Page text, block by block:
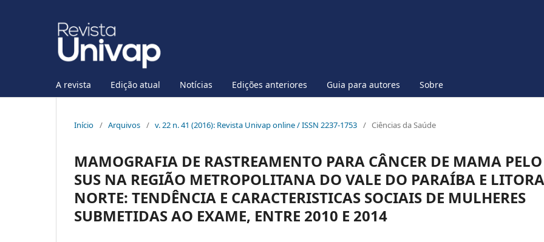
A revista Edição atual Notícias Edições anteriores Guia para autores Sobre
Início / Arquivos / v. 22 n. 41 (2016): Revista Univap online / ISSN 2237-1753 / Ciências da Saúde
MAMOGRAFIA DE RASTREAMENTO PARA CÂNCER DE MAMA PELO
SUS NA REGIÃO METROPOLITANA DO VALE DO PARAÍBA E
NORTE: TENDÊNCIA E CARACTERISTICAS SOCIAIS DE MULHERES
SUBMETIDAS AO EXAME, ENTRE 2010 E 2014